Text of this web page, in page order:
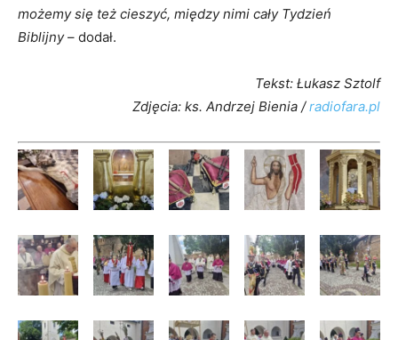
możemy się też cieszyć, między nimi cały Tydzień
Biblijny– dodał.
Tekst: Łukasz Sztolf
Zdjęcia: ks. Andrzej Bienia /radiofara.pl